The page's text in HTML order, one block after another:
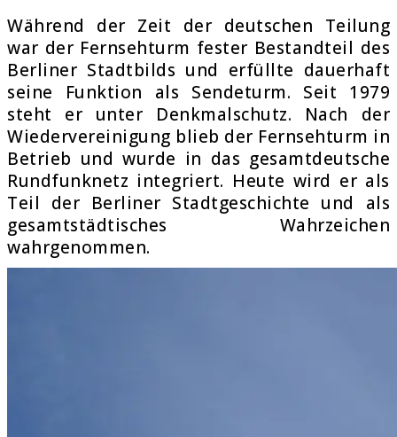
Während der Zeit der deutschen Teilung
war der Fernsehturm fester Bestandteil des
Berliner Stadtbilds und erfüllte dauerhaft
seine Funktion als Sendeturm. Seit 1979
steht er unter Denkmalschutz. Nach der
Wiedervereinigung blieb der Fernsehturm in
Betrieb und wurde in das gesamtdeutsche
Rundfunknetz integriert. Heute wird er als
Teil der Berliner Stadtgeschichte und als
gesamtstädtisches Wahrzeichen
wahrgenommen.